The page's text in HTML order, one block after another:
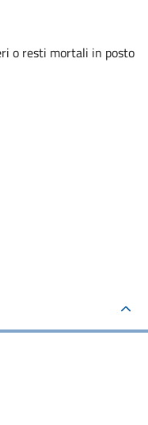
o resti mortali in posto